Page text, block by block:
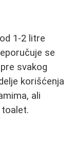
1-2 litre
se
svakog
korišćenja
ali